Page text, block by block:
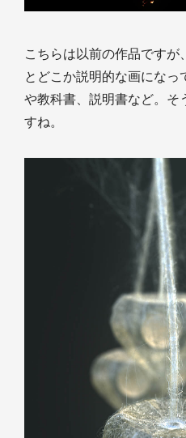
こちらは以前の作品ですが
とどこか説明的な画にな
や教科書、説明書など。そ
すね。